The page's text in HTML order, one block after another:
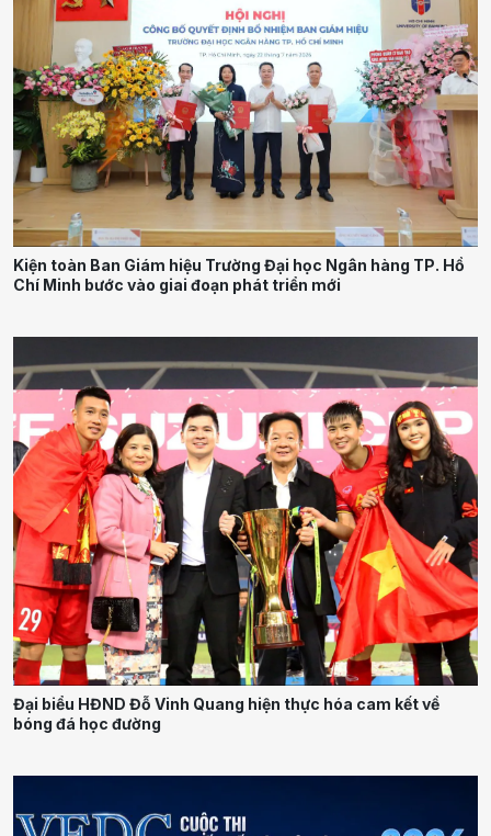
Kiện toàn Ban Giám hiệu Trường Đại học Ngân hàng TP. Hồ
Chí Minh bước vào giai đoạn phát triển mới
Đại biểu HĐND Đỗ Vinh Quang hiện thực hóa cam kết về
bóng đá học đường